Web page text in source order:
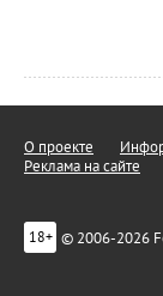
О проекте
Реклама на сайте
18+ © 2006-2026